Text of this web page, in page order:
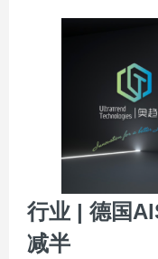
行业 | 德国
减半